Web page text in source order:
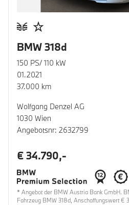
BMW 318d
150 PS/ 110 kW
01.2021
37.000 km
Wolfgang Denzel AG
1030 Wien
Angebotsnr: 2632799
€ 34.790,-
* Angebot der BMW Austria Bank GmbH.
Fahrzeug BMW 318d, Anschaffungswert €